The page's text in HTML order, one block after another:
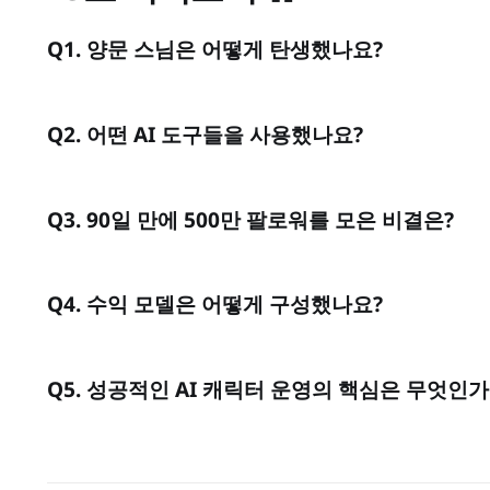
Q1. 양문 스님은 어떻게 탄생했나요?
Q2. 어떤 AI 도구들을 사용했나요?
Q3. 90일 만에 500만 팔로워를 모은 비결은?
Q4. 수익 모델은 어떻게 구성했나요?
Q5. 성공적인 AI 캐릭터 운영의 핵심은 무엇인